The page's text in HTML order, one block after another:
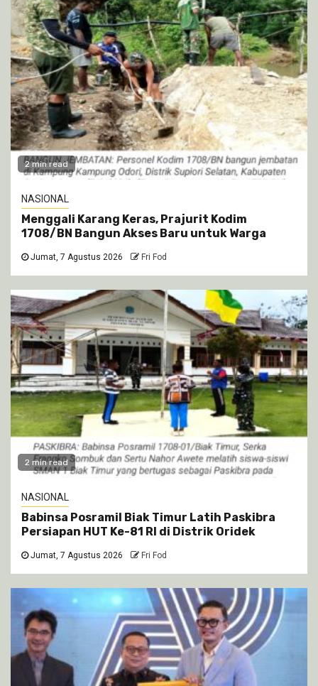
2 min read
NASIONAL
Menggali Karang Keras, Prajurit Kodim
1708/BN Bangun Akses Baru untuk Warga
Jumat, 7 Agustus 2026 Fri Fod
2 min read
NASIONAL
Babinsa Posramil Biak Timur Latih Paskibra
Persiapan HUT Ke-81 RI di Distrik Oridek
Jumat, 7 Agustus 2026 Fri Fod